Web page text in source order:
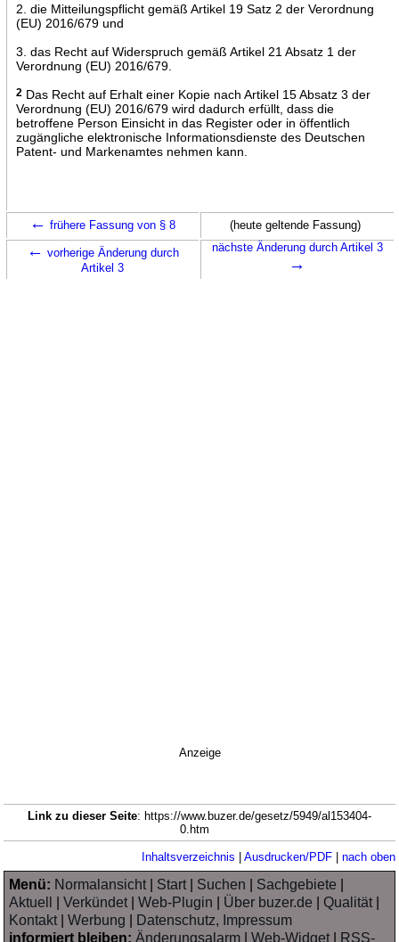
2. die Mitteilungspflicht gemäß Artikel 19 Satz 2 der Verordnung
(EU) 2016/679 und
3. das Recht auf Widerspruch gemäß Artikel 21 Absatz 1 der
Verordnung (EU) 2016/679.
2Das Recht auf Erhalt einer Kopie nach Artikel 15 Absatz 3 der
Verordnung (EU) 2016/679 wird dadurch erfüllt, dass die
betroffene Person Einsicht in das Register oder in öffentlich
zugängliche elektronische Informationsdienste des Deutschen
Patent- und Markenamtes nehmen kann.
← frühere Fassung von § 8 (heute geltende Fassung)
← vorherige Änderung durch
Artikel 3
nächste Änderung durch Artikel 3
→
Anzeige
Link zu dieser Seite: https://www.buzer.de/gesetz/5949/al153404-
0.htm
Inhaltsverzeichnis | Ausdrucken/PDF| nach oben
Menü: Normalansicht| Start| Suchen Sachgebiete
Aktuell
|Verkündet|Web-Plugin Über buzer.de |Qualität|
Kontakt|Werbung
Datenschutz, Impressum
informiert bleiben: Änderungsalarm |Web-Widget| RSS-